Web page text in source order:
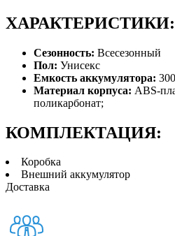
ХАРАКТЕРИСТИКИ:
Сезонность: Всесезонный
Пол: Унисекс
Емкость аккумулятора:
Материал корпуса: ABS-
поликарбонат;
КОМПЛЕКТАЦИЯ:
Коробка
Внешний аккумулятор
Доставка